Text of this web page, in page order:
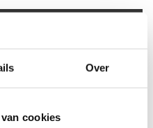
Over
cookies
opties: